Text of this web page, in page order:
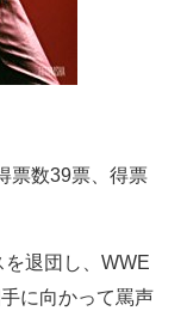
票数39票、得票
退団し、WWE
に向かって罵声